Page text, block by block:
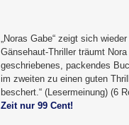
„Noras Gabe“ zeigt sich
Gänsehaut-Thriller träumt
geschriebenes, packendes
im zweiten zu einen guten
beschert.“ (Lesermeinung) (6
Zeit nur 99 Cent!